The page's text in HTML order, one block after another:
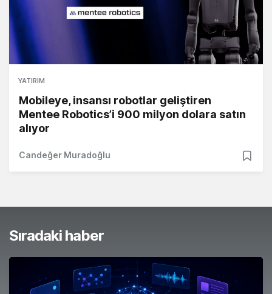
YATIRIM
Mobileye, insansı robotlar geliştiren
Mentee Robotics’i 900 milyon dolara satın
alıyor
Candeğer Muradoğlu
Sıradaki haber